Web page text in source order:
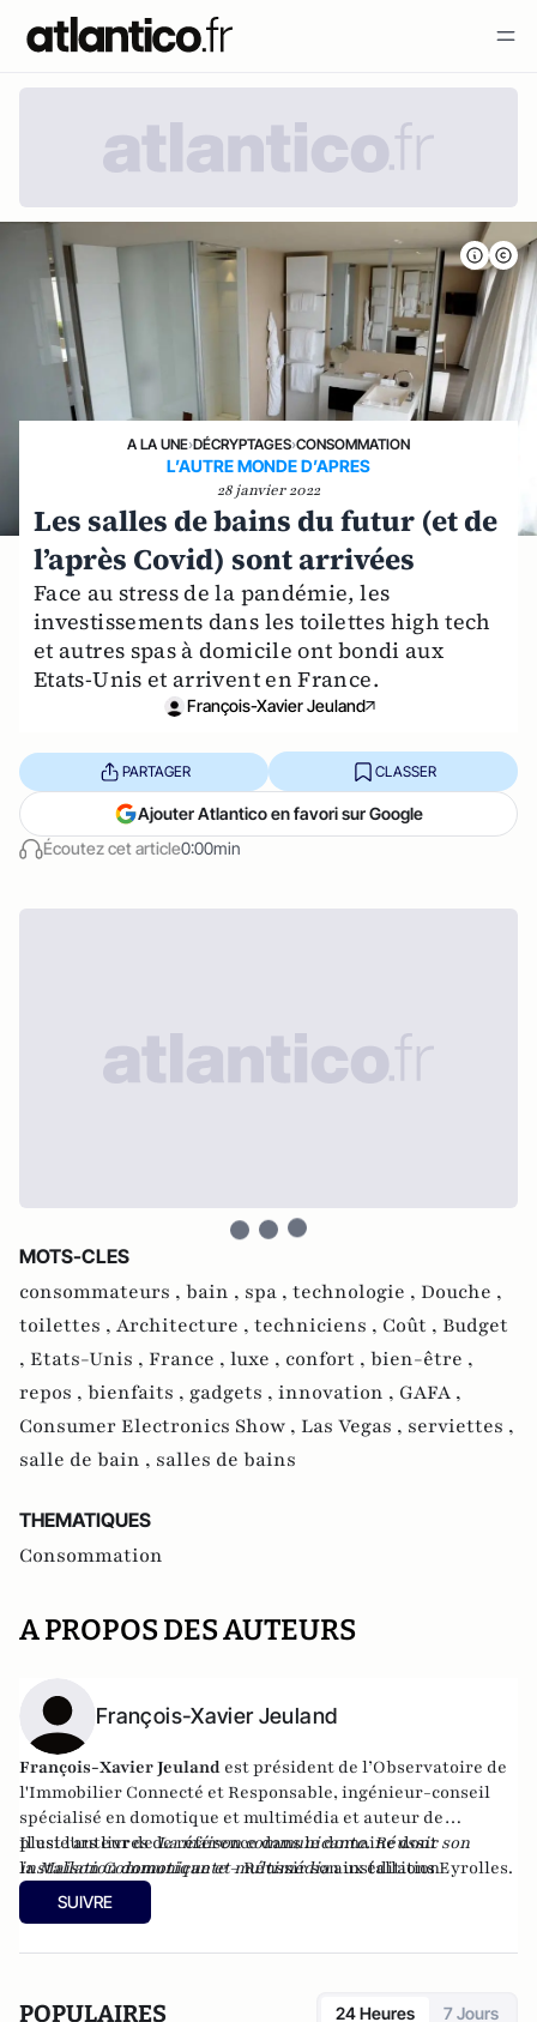
A LA UNE›DÉCRYPTAGES›CONSOMMATION
L’AUTRE MONDE D’APRES
28 janvier 2022
Les salles de bains du futur (et de
l’après Covid) sont arrivées
Face au stress de la pandémie, les
investissements dans les toilettes high tech
et autres spas à domicile ont bondi aux
Etats-Unis et arrivent en France.
François-Xavier Jeuland
Écoutez cet article0:00min
PARTAGER CLASSER
Ajouter Atlantico en favori sur Google
MOTS-CLES
consommateurs , bain , spa , technologie , Douche ,
toilettes , Architecture , techniciens , Coût , Budget
, Etats-Unis , France , luxe , confort , bien-être ,
repos , bienfaits , gadgets , innovation , GAFA ,
Consumer Electronics Show , Las Vegas , serviettes ,
salle de bain , salles de bains
THEMATIQUES
Consommation
A PROPOS DES AUTEURS
François-Xavier Jeuland
François-Xavier Jeuland est président de l’Observatoire de
l'Immobilier Connecté et Responsable, ingénieur-conseil
spécialisé en domotique et multimédia et auteur de
plusieurs livres de référence dans le domaine dont
laMaison Communicante– Réussir son installation
domotique et multimédia (4e édition – Eyrolles).
Il est l'auteur deLa maison communicante. Réussir son
installation domotique et multimédiaaux éditions Eyrolles.
SUIVRE
POPULAIRES 24 Heures 7 Jours